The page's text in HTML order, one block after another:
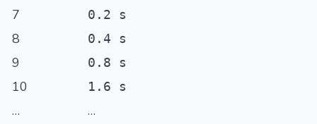
7 0.2 s
8 0.4 s
9 0.8 s
10 1.6 s
… …